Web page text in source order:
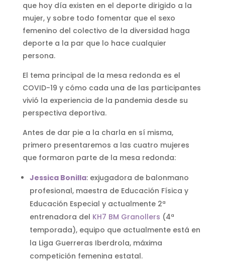
que hoy día existen en el deporte dirigido a la
mujer, y sobre todo fomentar que el sexo
femenino del colectivo de la diversidad haga
deporte a la par que lo hace cualquier
persona.
El tema principal de la mesa redonda es el
COVID-19 y cómo cada una de las participantes
vivió la experiencia de la pandemia desde su
perspectiva deportiva.
Antes de dar pie a la charla en sí misma,
primero presentaremos a las cuatro mujeres
que formaron parte de la mesa redonda:
Jessica Bonilla: exjugadora de balonmano
profesional, maestra de Educación Física y
Educación Especial y actualmente 2ª
entrenadora del KH7 BM Granollers (4ª
temporada), equipo que actualmente está en
la Liga Guerreras Iberdrola, máxima
competición femenina estatal.